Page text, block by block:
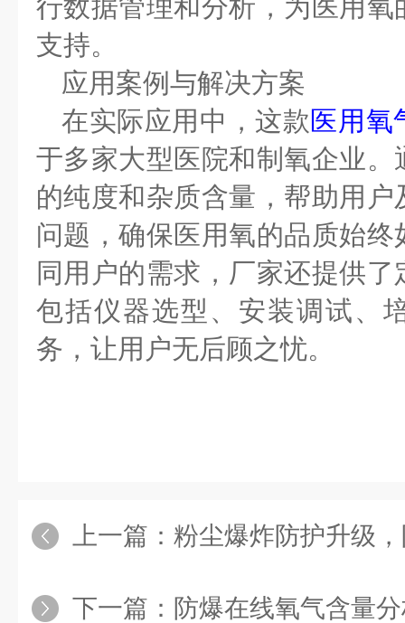
行数据管理和分析，为医用
支持。
应用案例与解决方案
在实际应用中，这款医用氧
于多家大型医院和制氧企业
的纯度和杂质含量，帮助用
问题，确保医用氧的品质始
同用户的需求，厂家还提供
包括仪器选型、安装调试、
务，让用户无后顾之忧。
上一篇： 粉尘爆炸防护升级，防
下一篇： 防爆在线氧气含量分析仪